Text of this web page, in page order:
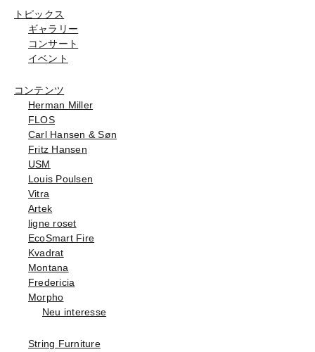
トピックス
ギャラリー
コンサート
イベント
コンテンツ
Herman Miller
FLOS
Carl Hansen & Søn
Fritz Hansen
USM
Louis Poulsen
Vitra
Artek
ligne roset
EcoSmart Fire
Kvadrat
Montana
Fredericia
Morpho
Neu interesse
String Furniture